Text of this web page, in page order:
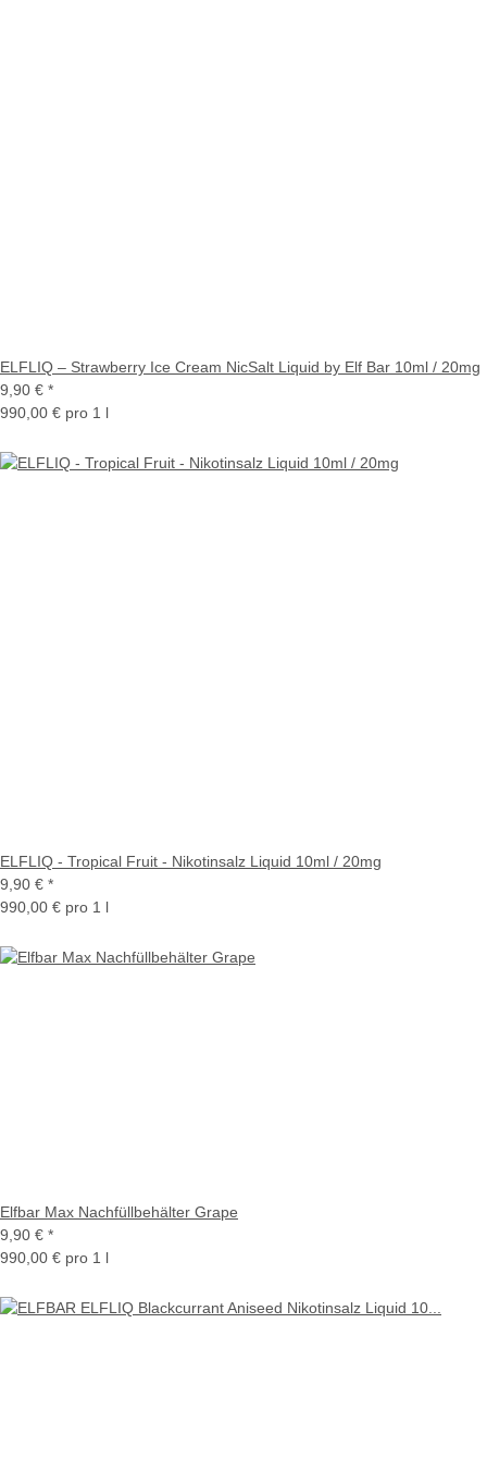
ELFLIQ – Strawberry Ice Cream NicSalt Liquid by Elf Bar 10ml / 20mg
9,90 € *
990,00 € pro 1 l
ELFLIQ - Tropical Fruit - Nikotinsalz Liquid 10ml / 20mg
9,90 € *
990,00 € pro 1 l
Elfbar Max Nachfüllbehälter Grape
9,90 € *
990,00 € pro 1 l